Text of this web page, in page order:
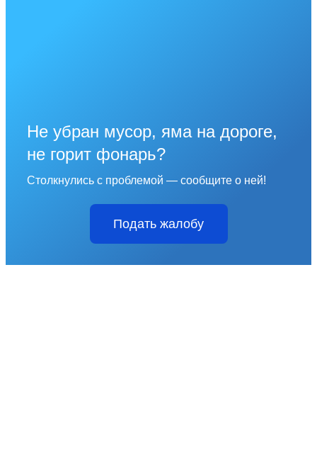
Не убран мусор, яма на дороге,
не горит фонарь?
Столкнулись с проблемой — сообщите о ней!
Подать жалобу